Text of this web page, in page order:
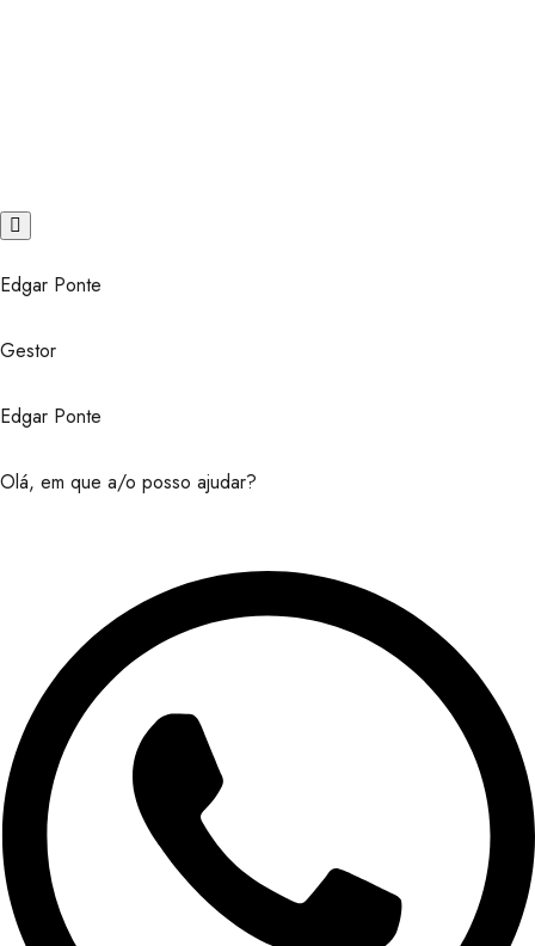
Edgar Ponte
Gestor
Edgar Ponte
Olá, em que a/o posso ajudar?